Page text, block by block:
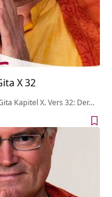
X 32
Kapitel X. Vers 32: Der…